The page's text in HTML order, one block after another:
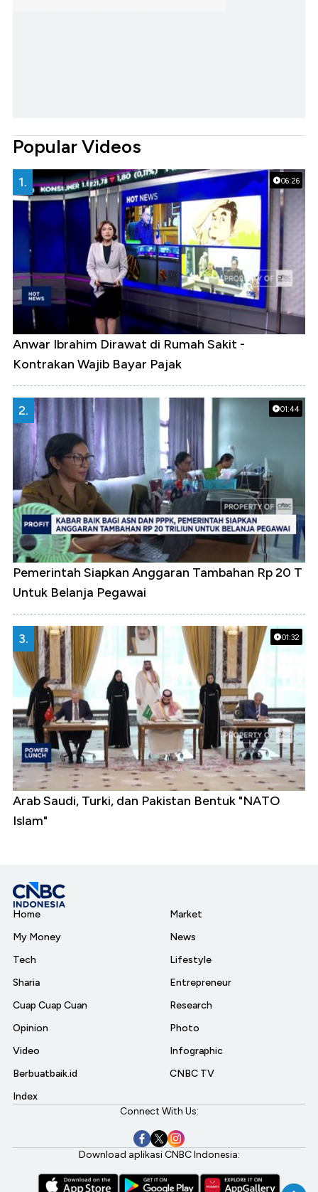
Popular Videos
06:26
1.
Anwar Ibrahim Dirawat di Rumah Sakit -
Kontrakan Wajib Bayar Pajak
01:44
2.
Pemerintah Siapkan Anggaran Tambahan Rp 20 T
Untuk Belanja Pegawai
01:32
3.
Arab Saudi, Turki, dan Pakistan Bentuk "NATO
Islam"
Home
My Money
Tech
Sharia
Cuap Cuap Cuan
Opinion
Video
Berbuatbaik.id
Index
Market
News
Lifestyle
Entrepreneur
Research
Photo
Infographic
CNBC TV
Connect With Us:
Download aplikasi CNBC Indonesia: